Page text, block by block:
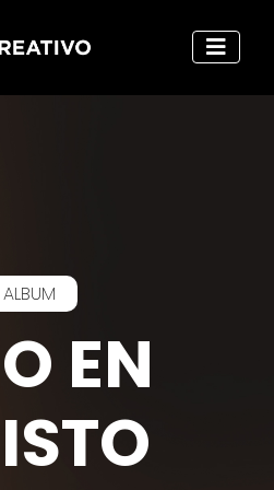
ALBUM
EN